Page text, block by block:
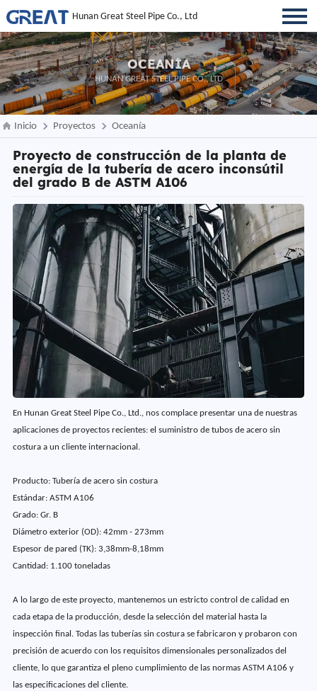
Hunan Great Steel Pipe Co., Ltd
OCEANÍA
HUNAN GREAT STEEL PIPE CO., LTD
Inicio Proyectos Oceanía
Proyecto de construcción de la planta de
energía de la tubería de acero inconsútil
del grado B de ASTM A106
En Hunan Great Steel Pipe Co., Ltd., nos complace presentar una de nuestras
aplicaciones de proyectos recientes: el suministro de tubos de acero sin
costura a un cliente internacional.
Producto: Tubería de acero sin costura
Estándar: ASTM A106
Grado: Gr. B
Diámetro exterior (OD): 42mm - 273mm
Espesor de pared (TK): 3,38mm-8,18mm
Cantidad: 1.100 toneladas
A lo largo de este proyecto, mantenemos un estricto control de calidad en
cada etapa de la producción, desde la selección del material hasta la
inspección final. Todas las tuberías sin costura se fabricaron y probaron con
precisión de acuerdo con los requisitos dimensionales personalizados del
cliente, lo que garantiza el pleno cumplimiento de las normas ASTM A106 y
las especificaciones del cliente.